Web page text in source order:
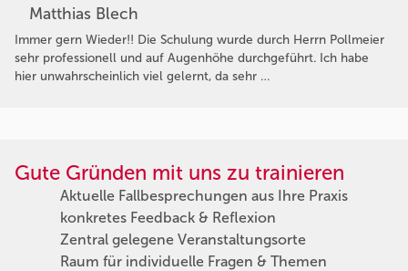
Matthias Blech
Immer gern Wieder!! Die Schulung wurde durch Herrn Pollmeier
sehr professionell und auf Augenhöhe durchgeführt. Ich habe
hier unwahrscheinlich viel gelernt, da sehr …
Gute Gründen mit uns zu trainieren
Aktuelle Fallbesprechungen aus Ihre Praxis
konkretes Feedback & Reflexion
Zentral gelegene Veranstaltungsorte
Raum für individuelle Fragen & Themen